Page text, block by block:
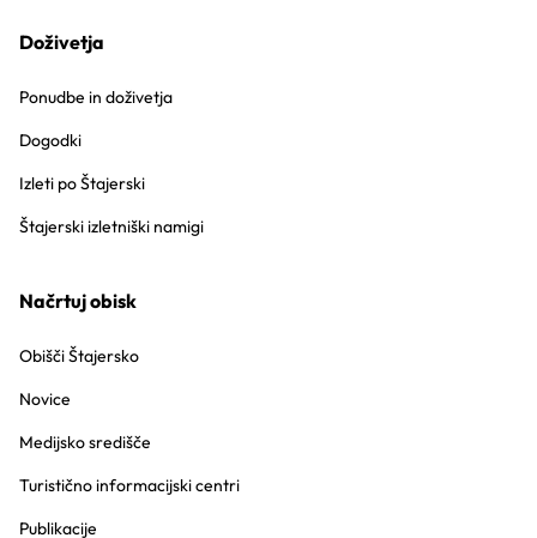
Doživetja
Ponudbe in doživetja
Dogodki
Izleti po Štajerski
Štajerski izletniški namigi
Načrtuj obisk
Obišči Štajersko
Novice
Medijsko središče
Turistično informacijski centri
Publikacije